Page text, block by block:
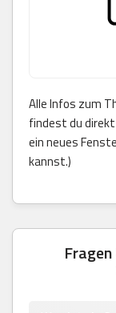
Alle Infos zum
findest du
ein neues
kannst.)